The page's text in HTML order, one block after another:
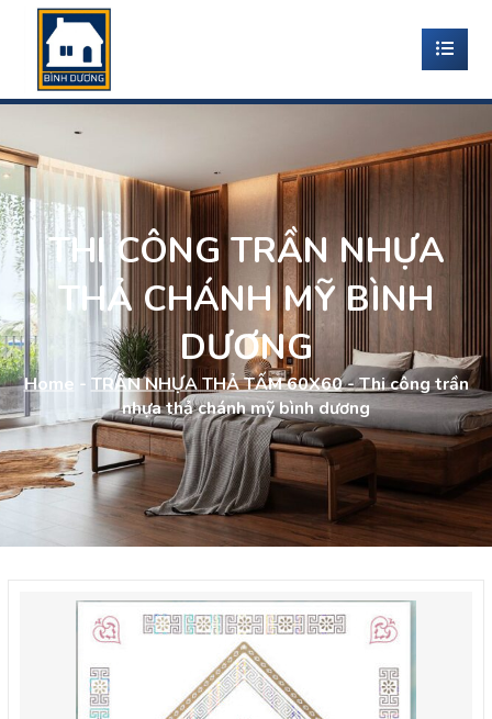
THI CÔNG TRẦN NHỰA
THẢ CHÁNH MỸ BÌNH
DƯƠNG
Home - TRẦN NHỰA THẢ TẤM 60X60-Thi công trần
nhựa thả chánh mỹ bình dương